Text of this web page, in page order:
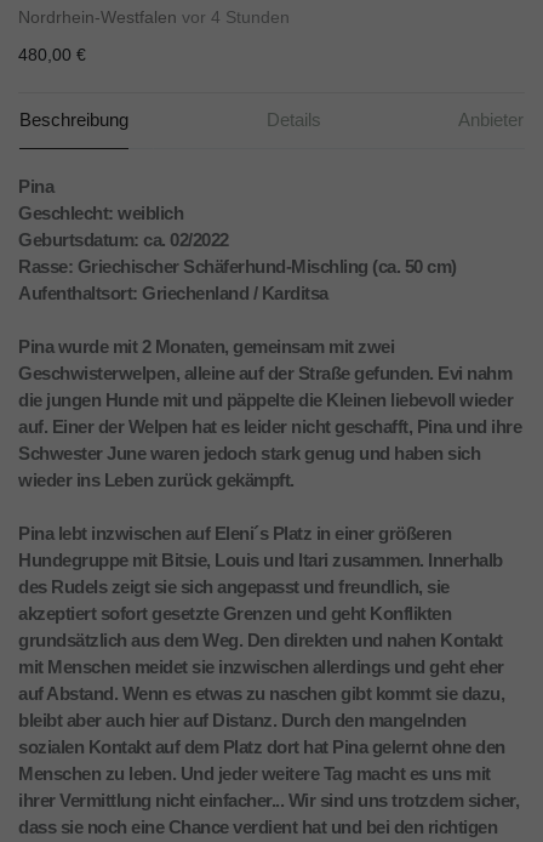
Nordrhein-Westfalen vor 4 Stunden
480,00 €
Beschreibung Details Anbieter
Pina
Geschlecht: weiblich
Geburtsdatum: ca. 02/2022
Rasse: Griechischer Schäferhund-Mischling (ca. 50 cm)
Aufenthaltsort: Griechenland / Karditsa
Pina wurde mit 2 Monaten, gemeinsam mit zwei
Geschwisterwelpen, alleine auf der Straße gefunden. Evi nahm
die jungen Hunde mit und päppelte die Kleinen liebevoll wieder
auf. Einer der Welpen hat es leider nicht geschafft, Pina und ihre
Schwester June waren jedoch stark genug und haben sich
wieder ins Leben zurück gekämpft.
Pina lebt inzwischen auf Eleni´s Platz in einer größeren
Hundegruppe mit Bitsie, Louis und Itari zusammen. Innerhalb
des Rudels zeigt sie sich angepasst und freundlich, sie
akzeptiert sofort gesetzte Grenzen und geht Konflikten
grundsätzlich aus dem Weg. Den direkten und nahen Kontakt
mit Menschen meidet sie inzwischen allerdings und geht eher
auf Abstand. Wenn es etwas zu naschen gibt kommt sie dazu,
bleibt aber auch hier auf Distanz. Durch den mangelnden
sozialen Kontakt auf dem Platz dort hat Pina gelernt ohne den
Menschen zu leben. Und jeder weitere Tag macht es uns mit
ihrer Vermittlung nicht einfacher... Wir sind uns trotzdem sicher,
dass sie noch eine Chance verdient hat und bei den richtigen